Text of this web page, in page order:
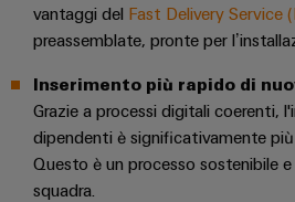
Cavi
assemblati
personalizzati
Nuovi
vantaggi del Fast Delivery Service
preassemblate, pronte per
Inserimento più rapido di
Grazie a processi digitali coerenti,
dipendenti è significativamente
Questo è un processo sostenibile
squadra.